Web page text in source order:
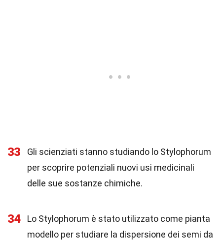
33
Gli scienziati stanno studiando lo Stylophorum
per scoprire potenziali nuovi usi medicinali
delle sue sostanze chimiche.
34
Lo Stylophorum è stato utilizzato come pianta
modello per studiare la dispersione dei semi da